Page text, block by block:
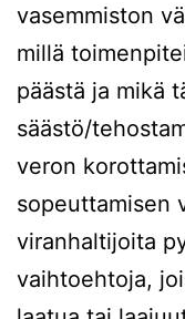
vasemmiston
millä
päästä ja mikä
säästö/
veron
sopeuttamisen
viranhaltijoita
vaihtoehtoja,